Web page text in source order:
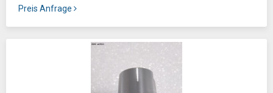
Preis Anfrage